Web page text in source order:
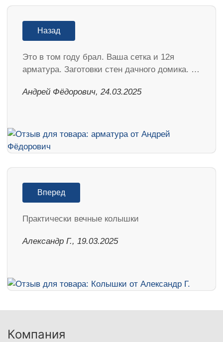
Назад
Это в том году брал. Ваша сетка и 12я
арматура. Заготовки стен дачного домика. …
Андрей Фёдорович, 24.03.2025
Вперед
Практически вечные колышки
Александр Г., 19.03.2025
Компания